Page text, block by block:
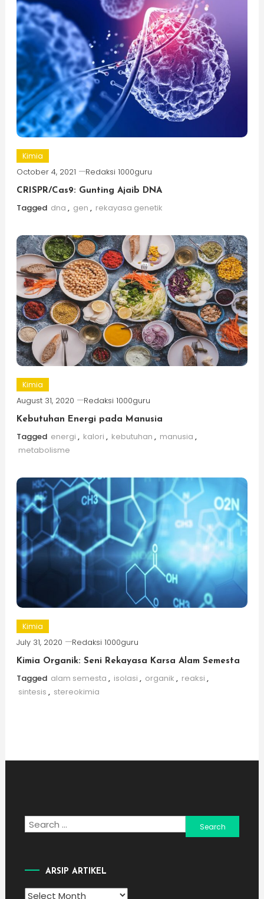
Kimia
October 4, 2021 Redaksi 1000guru
CRISPR/Cas9: Gunting Ajaib DNA
Tagged dna , gen , rekayasa genetik
Kimia
August 31, 2020 Redaksi 1000guru
Kebutuhan Energi pada Manusia
Tagged energi , kalori , kebutuhan , manusia ,
metabolisme
Kimia
July 31, 2020 Redaksi 1000guru
Kimia Organik: Seni Rekayasa Karsa Alam Semesta
Tagged alam semesta , isolasi , organik , reaksi ,
sintesis , stereokimia
Search
for:
ARSIP ARTIKEL
Arsip